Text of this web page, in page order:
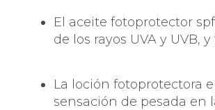
PIEL APAGADA / FALTA DE
VITALIDAD
El aceite fotoprotector
de los rayos UVA y
La loción fotoprotectora
sensación de pesada en